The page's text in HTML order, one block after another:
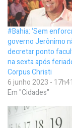
#Bahia: ‘Sem
governo Jerônimo
decretar ponto
na sexta após
Corpus Christi
6 junho 2023 - 17h41
Em "Cidades"